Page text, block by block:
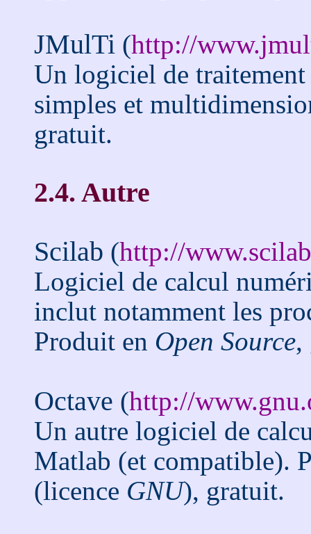
JMulTi (http://
Un logiciel de traitement
simples et
gratuit.
2.4. Autre
Scilab (http://
Logiciel de calcul
inclut notamment les
Produit en Open Source,
Octave (http://
Un autre logiciel de
Matlab (et compatible).
(licence GNU), gratuit.